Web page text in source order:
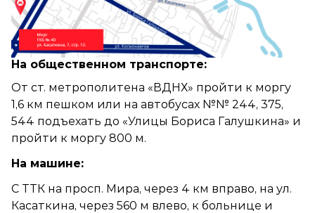
На общественном транспорте:
От ст. метрополитена «ВДНХ» пройти к моргу
1,6 км пешком или на автобусах №№ 244, 375,
544 подъехать до «Улицы Бориса Галушкина» и
пройти к моргу 800 м.
На машине:
С ТТК на просп. Мира, через 4 км вправо, на ул.
Касаткина, через 560 м влево, к больнице и